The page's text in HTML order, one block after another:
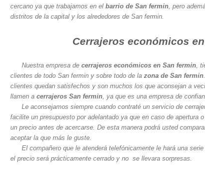
cercano ya que trabajamos en elbarrio de San fermin , pero
distritos de la capital y los alrededores de San fermin.
Cerrajeros económicos
Nuestra empresa decerrajeros económicos en San fermin ,
clientes de todo San fermin y sobre todo de lazona de San fermin
clientes quedan satisfechos y son muchos los que aconsejan a
llamen acerrajeros San fermin , ya que es una empresa de
Le aconsejamos siempre cuando contraté un servicio de
facilite un presupuesto por adelantado ya que en caso de apertura
un precio antes de acercarse. De esta manera podrá usted
aceptar la que más le guste.
El compañero que le atenderá telefónicamente le hará una
el precio será prácticamente cerrado y no se llevara sorpresas.